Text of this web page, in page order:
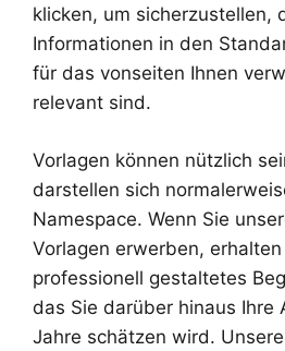
klicken, um sicherzustellen,
Informationen in den
für das vonseiten Ihnen
relevant sind.
Vorlagen können nützlich
darstellen sich
Namespace. Wenn Sie
Vorlagen erwerben,
professionell gestaltetes
das Sie darüber hinaus Ihre
Jahre schätzen wird.